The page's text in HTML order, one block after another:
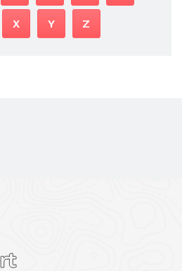
X Y Z